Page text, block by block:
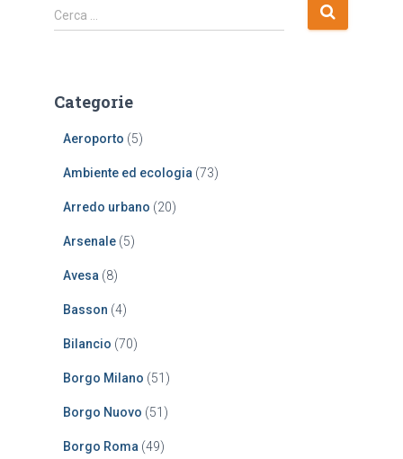
R
i
c
Cerca …
Categorie
Aeroporto (5)
Ambiente ed ecologia (73)
Arredo urbano (20)
Arsenale (5)
Avesa (8)
Basson (4)
Bilancio (70)
Borgo Milano (51)
Borgo Nuovo (51)
Borgo Roma (49)